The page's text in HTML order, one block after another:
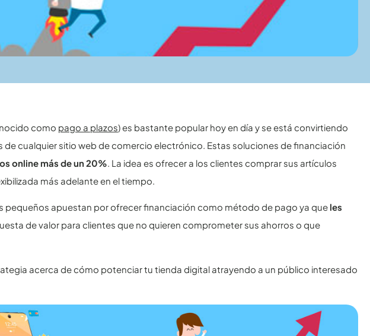
como pago a plazos) es bastante popular hoy en día y se está convirtiendo
cualquier sitio web de comercio electrónico. Estas soluciones de financiación
online más de un 20%. La idea es ofrecer a los clientes comprar sus artículos
más adelante en el tiempo.
pequeños apuestan por ofrecer financiación como método de pago ya que les
de valor para clientes que no quieren comprometer sus ahorros o que
acerca de cómo potenciar tu tienda digital atrayendo a un público interesado